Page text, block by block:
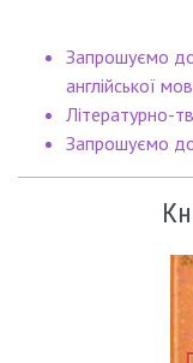
Запрошуємо
англійської
Літературно-
Запрошуємо